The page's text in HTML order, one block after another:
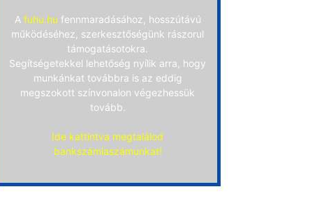
A fuhu.hu fennmaradásához, hosszútávú
működéséhez, szerkesztőségünk rászorul
támogatásotokra.
Segítségetekkel lehetőség nyílik arra, hogy
munkánkat továbbra is az eddig
megszokott színvonalon végezhessük
tovább.
Ide kattintva megtalálod
bankszámlaszámunkat!